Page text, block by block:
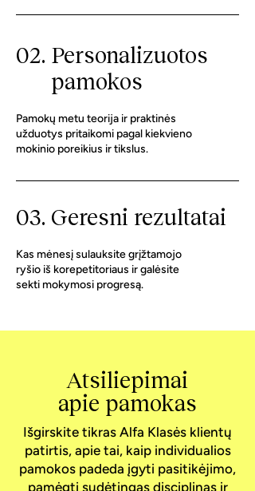
02. Personalizuotos
pamokos
Pamokų metu teorija ir praktinės
užduotys pritaikomi pagal kiekvieno
mokinio poreikius ir tikslus.
03. Geresni rezultatai
Kas mėnesį sulauksite grįžtamojo
ryšio iš korepetitoriaus ir galėsite
sekti mokymosi progresą.
Atsiliepimai
apie pamokas
Išgirskite tikras Alfa Klasės klientų
patirtis, apie tai, kaip individualios
pamokos padeda įgyti pasitikėjimo,
pamėgti sudėtingas disciplinas ir